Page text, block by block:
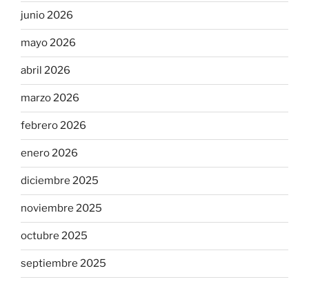
junio 2026
mayo 2026
abril 2026
marzo 2026
febrero 2026
enero 2026
diciembre 2025
noviembre 2025
octubre 2025
septiembre 2025